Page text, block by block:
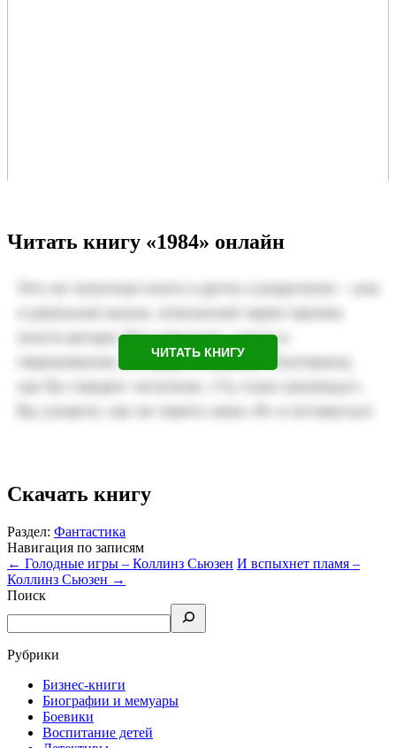
Читать книгу «1984» онлайн
ЧИТАТЬ КНИГУ
Скачать книгу
Раздел: Фантастика
Навигация по записям
← Голодные игры – Коллинз Сьюзен И вспыхнет пламя –
Коллинз Сьюзен →
Поиск
Рубрики
Бизнес-книги
Биографии и мемуары
Боевики
Воспитание детей